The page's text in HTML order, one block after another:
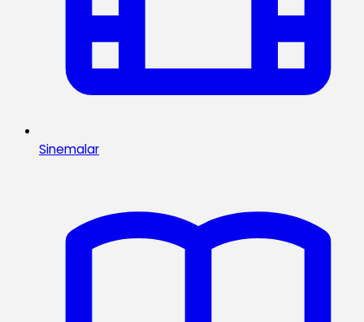
Sinemalar